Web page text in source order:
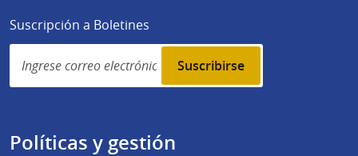
Suscripción a Boletines
Simplenews
subscription
Políticas y gestión